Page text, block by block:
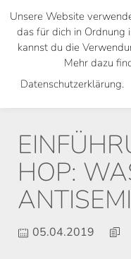
Skip
main
HOP:
05.04.2019
Unsere Website
das für dich in Ordnung
kannst du die
Mehr dazu
Datenschutzerklärung.